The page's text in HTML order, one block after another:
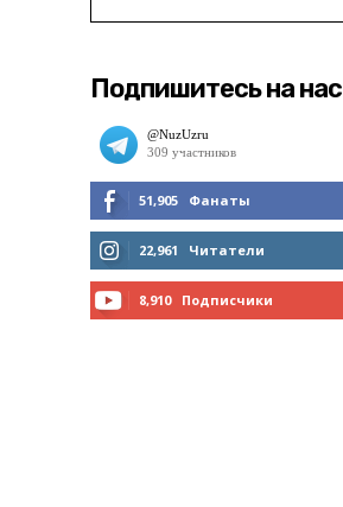
Подпишитесь на нас
51,905 Фанаты
МНЕ НРАВИТСЯ
22,961 Читатели
8,910 Подписчики